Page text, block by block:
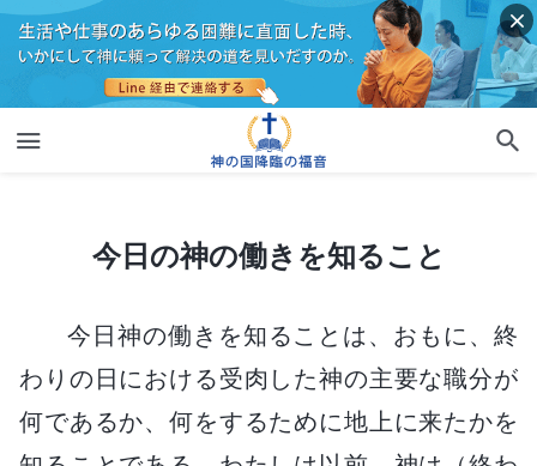
今日の神の働きを知ること
今日神の働きを知ることは、おもに、終
わりの日における受肉した神の主要な職分が
何であるか、何をするために地上に来たかを